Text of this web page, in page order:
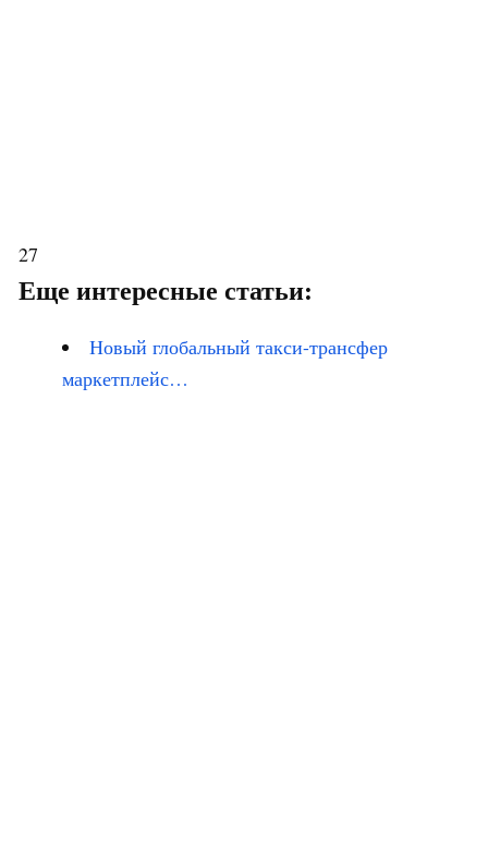
27
Еще интересные статьи:
Новый глобальный такси-трансфер
маркетплейс…